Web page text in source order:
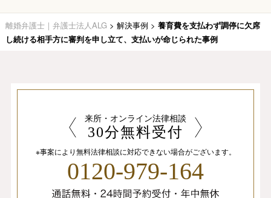
離婚弁護士｜弁護士法人ALG > 解決事例 > 養育費を支払わず調停に欠席
し続ける相手方に審判を申し立て、支払いが命じられた事例
来所・オンライン法律相談
30分無料受付
※事案により無料法律相談に対応できない場合がございます。
0120-979-164